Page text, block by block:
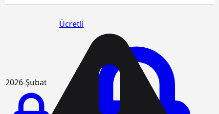
Ücretli
2026-Şubat